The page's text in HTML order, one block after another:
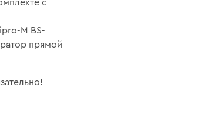
с
M BS-
прямой